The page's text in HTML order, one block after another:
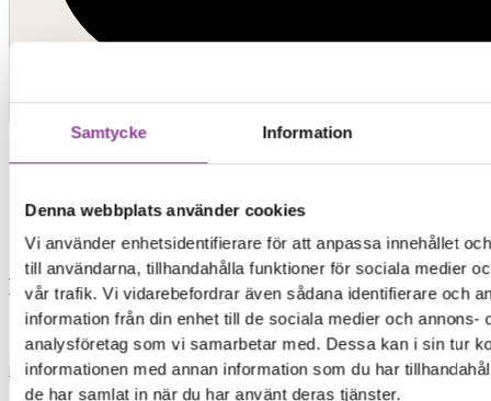
Samtycke Information
Denna webbplats använder cookies
Vi använder enhetsidentifierare för att anpassa innehållet
till användarna, tillhandahålla funktioner för sociala medier
vår trafik. Vi vidarebefordrar även sådana identifierare och
information från din enhet till de sociala medier och annons-
analysföretag som vi samarbetar med. Dessa kan i sin tur
informationen med annan information som du har
de har samlat in när du har använt deras tjänster.
Kontakt
0,00kr0Varukorg
Start
Reparationer